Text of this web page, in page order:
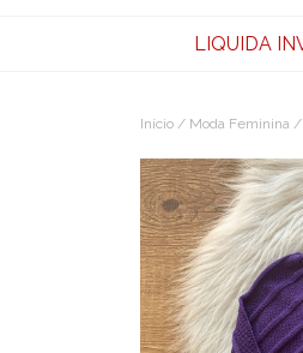
LIQUIDA
Início / Moda Feminina /